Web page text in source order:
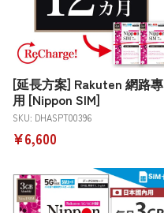
[延長方案] Rakuten 網路專
用 [Nippon SIM]
SKU: DHASPT00396
¥6,600